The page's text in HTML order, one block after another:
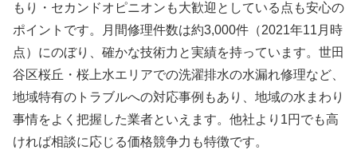
もり・セカンドオピニオンも大歓迎としている点も安心の
ポイントです。月間修理件数は約3,000件（2021年11月時
点）にのぼり、確かな技術力と実績を持っています。世田
谷区桜丘・桜上水エリアでの洗濯排水の水漏れ修理など、
地域特有のトラブルへの対応事例もあり、地域の水まわり
事情をよく把握した業者といえます。他社より1円でも高
ければ相談に応じる価格競争力も特徴です。